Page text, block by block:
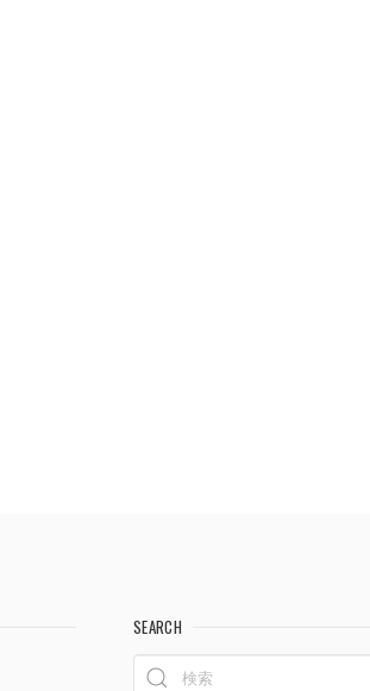
SEARCH